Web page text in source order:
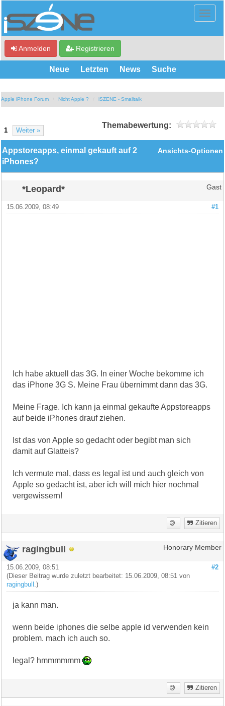
Anmelden Registrieren
Neue Letzten News Suche
Apple iPhone Forum Nicht Apple ? iSZENE - Smalltalk
1 Weiter »
Themabewertung:
Ansichts-Optionen
Appstoreapps, einmal gekauft auf 2
iPhones?
*Leopard* Gast
#1
15.06.2009, 08:49
Ich habe aktuell das 3G. In einer Woche bekomme ich
das iPhone 3G S. Meine Frau übernimmt dann das 3G.
Meine Frage. Ich kann ja einmal gekaufte Appstoreapps
auf beide iPhones drauf ziehen.
Ist das von Apple so gedacht oder begibt man sich
damit auf Glatteis?
Ich vermute mal, dass es legal ist und auch gleich von
Apple so gedacht ist, aber ich will mich hier nochmal
vergewissern!
Zitieren
ragingbull Honorary Member
#2
15.06.2009, 08:51
(Dieser Beitrag wurde zuletzt bearbeitet: 15.06.2009, 08:51 von
ragingbull
.)
ja kann man.
wenn beide iphones die selbe apple id verwenden kein
problem. mach ich auch so.
legal? hmmmmmm
Zitieren